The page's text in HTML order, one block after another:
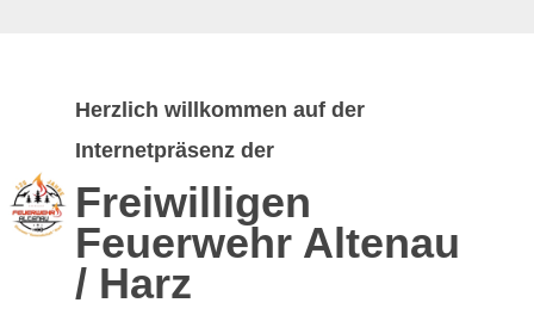
Herzlich willkommen auf der
Internetpräsenz der
Freiwilligen
Feuerwehr Altenau
/ Harz